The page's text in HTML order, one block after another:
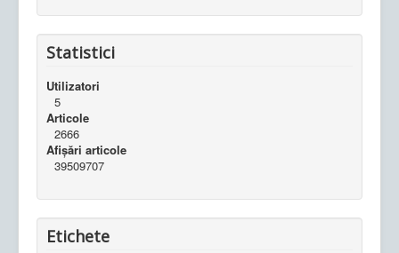
Statistici
Utilizatori
5
Articole
2666
Afișări articole
39509707
Etichete